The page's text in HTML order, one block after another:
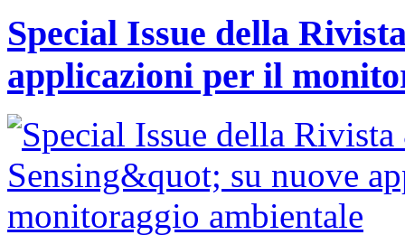
Special Issue della
applicazioni per il